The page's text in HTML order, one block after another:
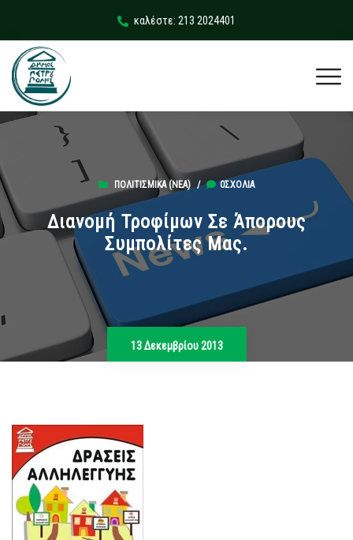
καλέστε: 213 2024401
ΠΟΛΙΤΙΣΜΙΚΆ (ΝΕΑ) / 0ΣΧΌΛΙΑ
Διανομή Τροφίμων Σε Άπορους
Συμπολίτες Μας.
13 Δεκεμβρίου 2013